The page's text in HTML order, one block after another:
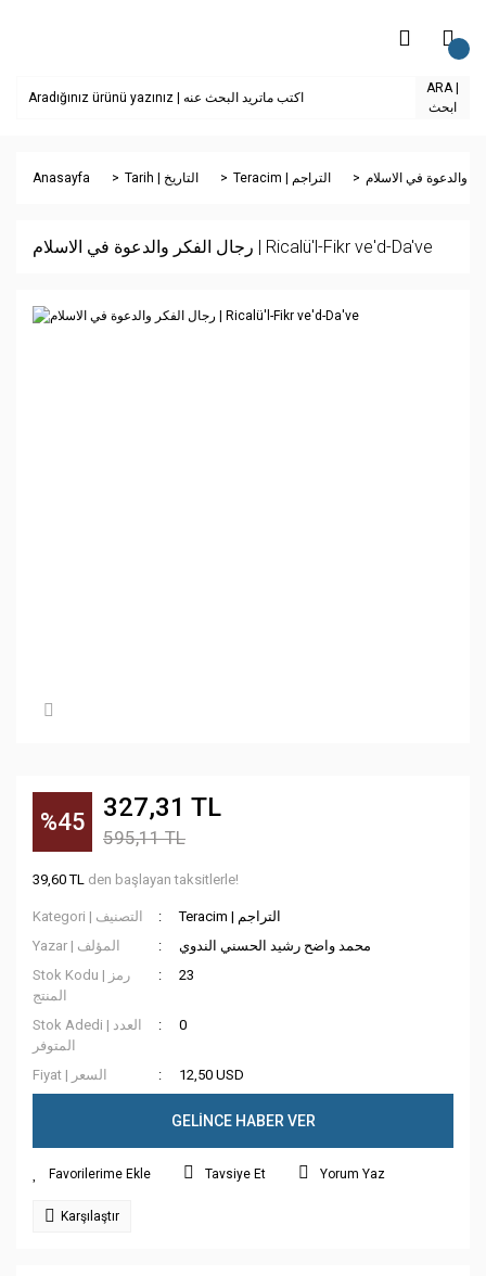
ARA |
ابحث
Anasayfa Tarih | التاريخ Teracim | التراجم
رجال الفكر والدعوة في الاسلام | Ricalü'l-Fikr ve'd-Da've
%45 327,31 TL
595,11 TL
39,60 TL den başlayan taksitlerle!
Kategori | التصنيف
Teracim | التراجم
Yazar | المؤلف
محمد واضح رشيد الحسني الندوي
Stok Kodu | رمز
المنتج
23
Stok Adedi | العدد
المتوفر
0
Fiyat | السعر 12,50 USD
GELİNCE HABER VER
Tavsiye Et Yorum Yaz
Karşılaştır